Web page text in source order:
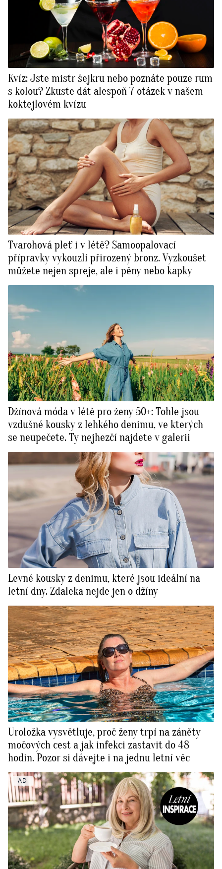
Kvíz: Jste mistr šejkru nebo poznáte pouze rum
s kolou? Zkuste dát alespoň 7 otázek v našem
koktejlovém kvízu
Tvarohová pleť i v létě? Samoopalovací
přípravky vykouzlí přirozený bronz. Vyzkoušet
můžete nejen spreje, ale i pěny nebo kapky
Džínová móda v létě pro ženy 50+: Tohle jsou
vzdušné kousky z lehkého denimu, ve kterých
se neupečete. Ty nejhezčí najdete v galerii
Levné kousky z denimu, které jsou ideální na
letní dny. Zdaleka nejde jen o džíny
Uroložka vysvětluje, proč ženy trpí na záněty
močových cest a jak infekci zastavit do 48
hodin. Pozor si dávejte i na jednu letní věc
AD